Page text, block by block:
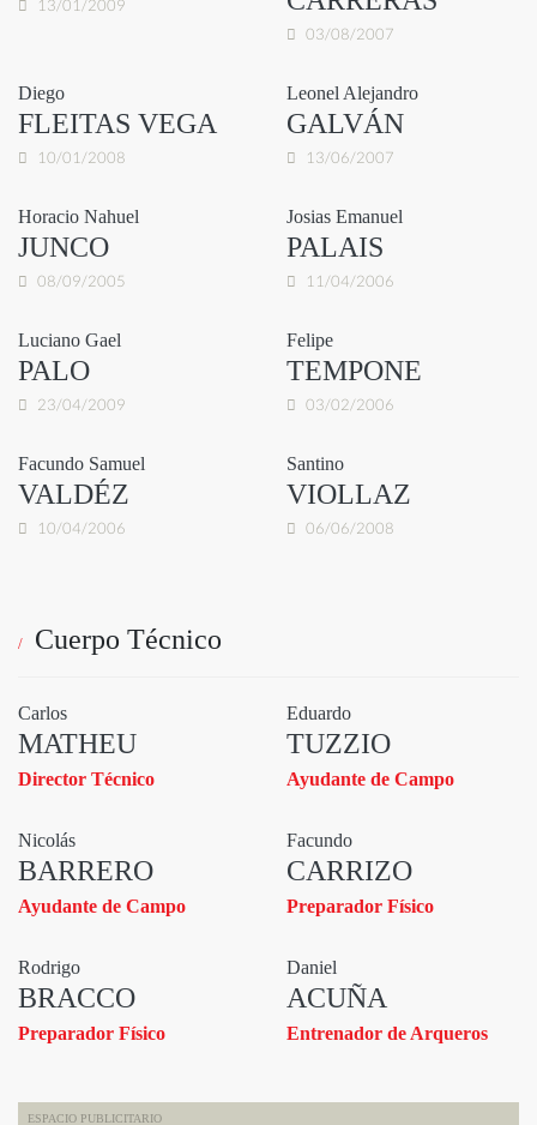
13/01/2009
03/08/2007
Diego
FLEITAS VEGA
10/01/2008
Leonel Alejandro
GALVÁN
13/06/2007
Horacio Nahuel
JUNCO
08/09/2005
Josias Emanuel
PALAIS
11/04/2006
Luciano Gael
PALO
23/04/2009
Felipe
TEMPONE
03/02/2006
Facundo Samuel
VALDÉZ
10/04/2006
Santino
VIOLLAZ
06/06/2008
Cuerpo Técnico
Carlos
MATHEU
Director Técnico
Eduardo
TUZZIO
Ayudante de Campo
Nicolás
BARRERO
Ayudante de Campo
Facundo
CARRIZO
Preparador Físico
Rodrigo
BRACCO
Preparador Físico
Daniel
ACUÑA
Entrenador de Arqueros
ESPACIO PUBLICITARIO